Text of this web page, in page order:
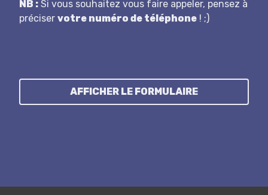
N B : Si vous souhaitez vous faire appeler, pensez à
préciser votre numéro de téléphone ! ;)
AFFICHER LE FORMULAIRE